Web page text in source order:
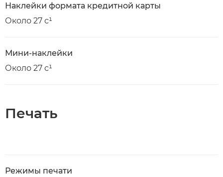
Наклейки формата кредитной карты
Около 27 с¹
Мини-наклейки
Около 27 с¹
Печать
Режимы печати